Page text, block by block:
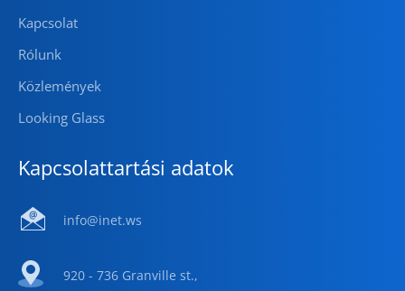
Kapcsolat
Rólunk
Közlemények
Looking Glass
Kapcsolattartási adatok
info@inet.ws
920 - 736 Granville st.,